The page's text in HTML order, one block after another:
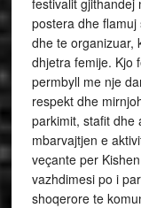
postera dhe
dhe te organizuar,
dhjetra femije. Kjo
permbyll me nje
respekt dhe
parkimit, stafit dhe
mbarvajtjen e
veçante per
vazhdimesi po i
shoqerore te